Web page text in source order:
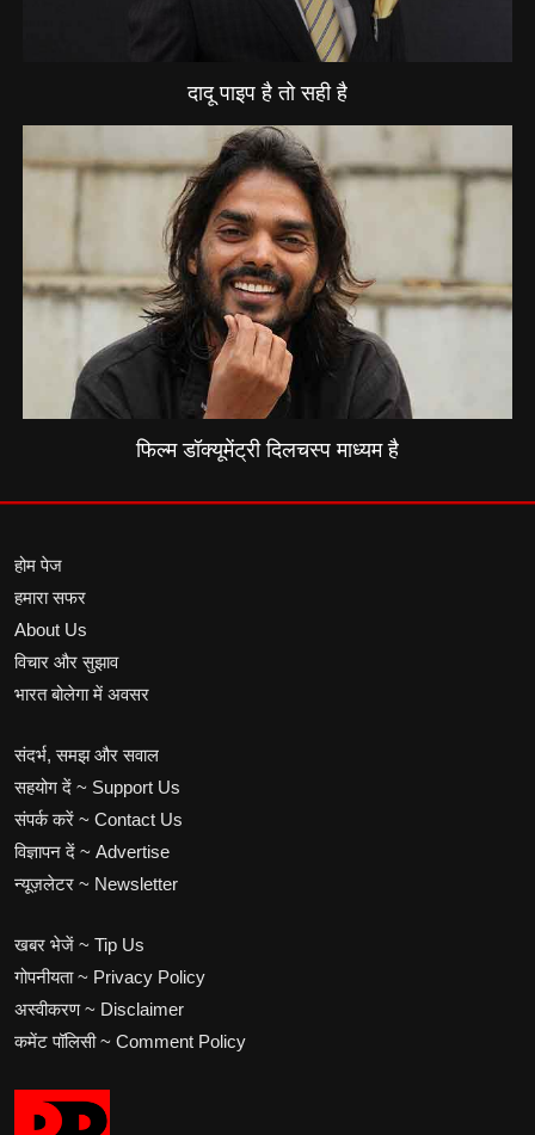
दादू पाइप है तो सही है
फिल्म डॉक्यूमेंट्री दिलचस्प माध्यम है
होम पेज
हमारा सफर
About Us
विचार और सुझाव
भारत बोलेगा में अवसर
संदर्भ, समझ और सवाल
सहयोग दें ~ Support Us
संपर्क करें ~ Contact Us
विज्ञापन दें ~ Advertise
न्यूज़लेटर ~ Newsletter
खबर भेजें ~ Tip Us
गोपनीयता ~ Privacy Policy
अस्वीकरण ~ Disclaimer
कमेंट पॉलिसी ~ Comment Policy